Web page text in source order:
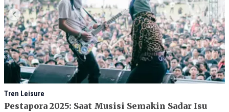
Tren Leisure
Pestapora 2025: Saat Musisi Semakin Sadar Isu